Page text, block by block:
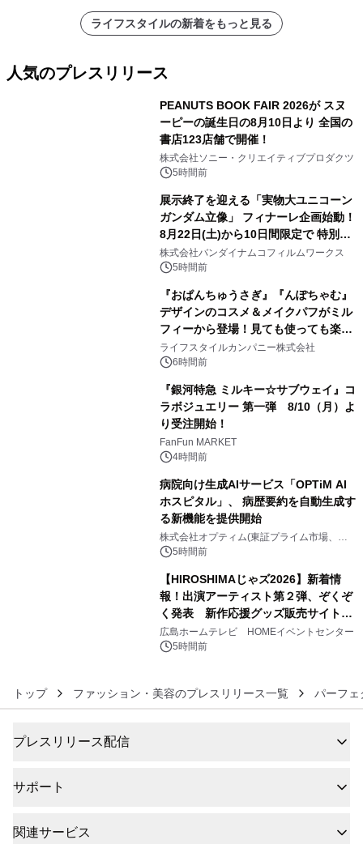
ライフスタイルの新着をもっと見る
人気のプレスリリース
PEANUTS BOOK FAIR 2026が スヌ
ーピーの誕生日の8月10日より 全国の
書店123店舗で開催！
株式会社ソニー・クリエイティブプロダクツ
5時間前
展示終了を迎える「実物大ユニコーン
ガンダム立像」 フィナーレ企画始動！
8月22日(土)から10日間限定で 特別映
像『UNICORN GUNDAM Statue ―
BEYOND POSSIBILITY ―』を上映！
株式会社バンダイナムコフィルムワークス
5時間前
『おぱんちゅうさぎ』『んぽちゃむ』
デザインのコスメ＆メイクパフがミル
フィーから登場！見ても使っても楽し
い、ポップでキュートなコレクショ
ン。
ライフスタイルカンパニー株式会社
6時間前
『銀河特急 ミルキー☆サブウェイ』コ
ラボジュエリー 第一弾 8/10（月）よ
り受注開始！
FanFun MARKET
4時間前
病院向け生成AIサービス「OPTiM AI
ホスピタル」、 病歴要約を自動生成す
る新機能を提供開始
株式会社オプティム(東証プライム市場、コ
ード：3694)
5時間前
【HIROSHIMAじゃズ2026】新着情
報！出演アーティスト第２弾、ぞくぞ
く発表 新作応援グッズ販売サイトも
同時オープンします！
広島ホームテレビ HOMEイベントセンター
5時間前
トップ ファッション・美容のプレスリリース一覧 パーフェ
プレスリリース配信
サポート
関連サービス